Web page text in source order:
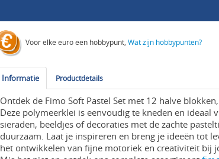
Voor elke euro een hobbypunt,Wat zijn hobbypunten?
Informatie Productdetails
Ontdek de Fimo Soft Pastel Set met 12 halve
Deze polymeerklei is eenvoudig te kneden en ideaal
sieraden, beeldjes of decoraties met de zachte
duurzaam. Laat je inspireren en breng je ideeën tot
het ontwikkelen van fijne motoriek en creativiteit bij